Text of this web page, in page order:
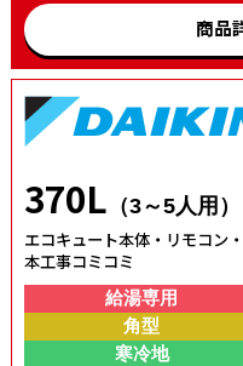
商品
370L （3～5人用）
エコキュート本体・リモコン
本工事コミコミ
給湯専用
角型
寒冷地